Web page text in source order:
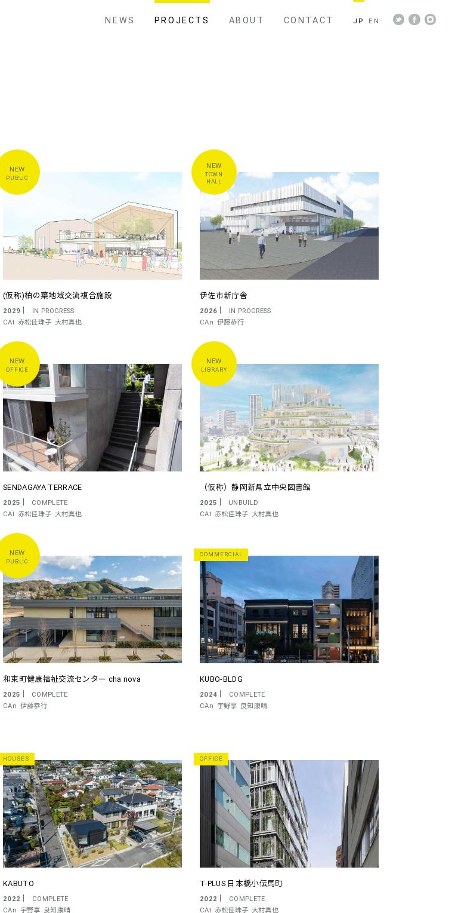
NEWS PROJECTS ABOUT CONTACT JP EN
INTERIOR
赤松佳珠子 小泉雅生
UNBUILD
PUBLIC
(仮称)柏の葉地域交流複合施設
2029
IN PROGRESS
CAt 赤松佳珠子 大村真也
TOWN
HALL
伊佐市新庁舎
2026
IN PROGRESS
CAn 伊藤恭行
OFFICE
SENDAGAYA TERRACE
2025
COMPLETE
CAt 赤松佳珠子 大村真也
LIBRARY
（仮称）静岡新県立中央図書館
2025
UNBUILD
CAt 赤松佳珠子 大村真也
PUBLIC
和束町健康福祉交流センター cha nova
2025
COMPLETE
CAn 伊藤恭行
COMMERCIAL
KUBO-BLDG
2024
COMPLETE
CAn 宇野享 良知康晴
HOUSES
KABUTO
2022
COMPLETE
CAn 宇野享 良知康晴
OFFICE
T-PLUS 日本橋小伝馬町
2022
COMPLETE
CAt 赤松佳珠子 大村真也